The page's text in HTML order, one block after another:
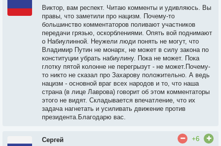
Виктор, вам респект. Читаю комменты и удивляюсь. Вы
правы, что заметили про нацизм. Почему-то
большинство комментаторов поливают участников
передачи грязью, оскорблениями. Опять вой поднимают
о Набиулинной. Неужели люди понять не могут, что
Владимир Путин не монарх, не может в силу закона по
конституции убрать набиулину. Пока не может. Пока
глотку пятой колонне не перегрызут - не может.Почему-
то никто не сказал про Захарову положительно. А ведь
нацизм - основной враг всех народов и то, что наша
страна (в лице Лаврова) говорит об этом комментаторы
этого не видят. Складывается впечатление, что их
задача нагнетать и усиливать движение против
президента.Благодарю вас.
Сергей
+6